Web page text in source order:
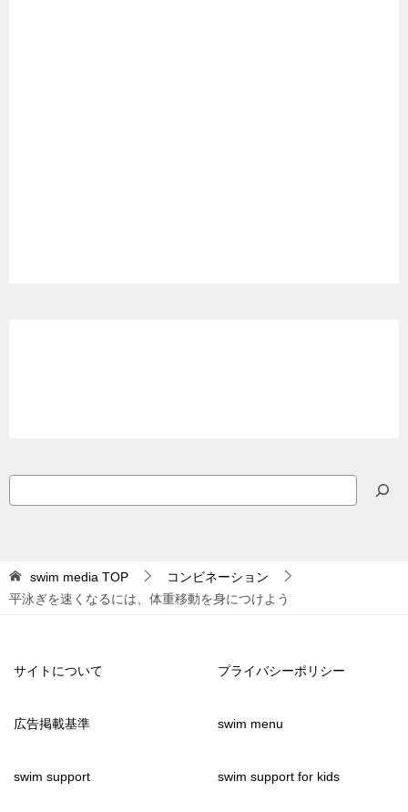
索
swim media TOP
コンビネーション
平泳ぎを速くなるには、体重移動を身につけよう
サイトについて プライバシーポリシー
広告掲載基準 swim menu
swim support swim support for kids